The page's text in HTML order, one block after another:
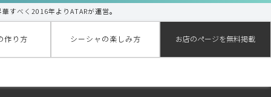
すべく2016年よりATARが運営。
作り方 シーシャの楽しみ方 お店のページを無料掲載